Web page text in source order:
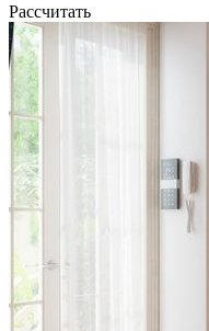
Рассчитать